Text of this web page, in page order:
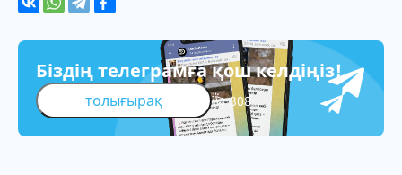
Біздің телеграмға қош келдіңіз!
толығырақ 308